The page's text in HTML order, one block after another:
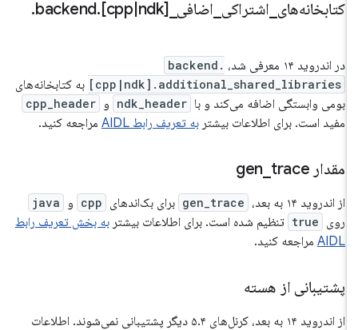
کتابخانه‌های_اشتراکی_ اضافی_
backend.[cpp|ndk]
.
در اندروید ۱۴ معرفی شد،
backend.
[cpp|ndk].additional_shared_librariesبه کتابخانه‌های
بومی وابستگی اضافه می‌کند و با ndk_header و cpp_header
مفید است. برای اطلاعات بیشتربه تعریف رابط AIDL مراجعه کنید.
مقدار gen _trace
از اندروید ۱۴ به بعد، gen_trace برای بک‌اندهای cpp و java
روی true تنظیم شده است. برای اطلاعات بیشتربه بخش تعریف رابط
AIDLمراجعه کنید.
پشتیبانی از هسته
از اندروید ۱۴ به بعد، کرنل‌های ۵.۴ دیگر پشتیبانی نمی‌شوند. اطلاعات